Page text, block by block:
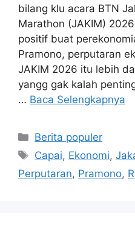
bilang klu acara BTN
Marathon (JAKIM)
positif buat
Pramono, perputaran
JAKIM 2026 itu lebih
yangg gak kalah
… Baca Selengkapnya
Kategori
Berita populer
Tag
Capai, Ekonomi,
Perputaran, Pramono,